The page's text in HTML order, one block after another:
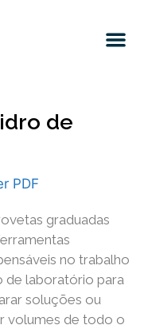
de
PDF
graduadas
​​no trabalho
de laboratório para
soluções ou
volumes de todo o